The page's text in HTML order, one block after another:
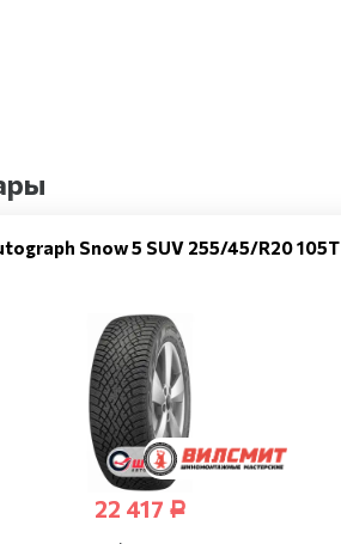
Snow 5 SUV 255/45/R20 105T
22 417 Р